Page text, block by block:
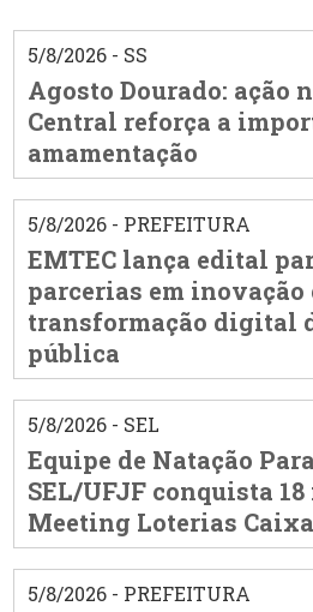
5/8/2026 - SS
Agosto Dourado: ação
Central reforça a
amamentação
5/8/2026 - PREFEITURA
EMTEC lança edital
parcerias em inovação
transformação digital
pública
5/8/2026 - SEL
Equipe de Natação
SEL/UFJF conquista
Meeting Loterias Caixa
5/8/2026 - PREFEITURA